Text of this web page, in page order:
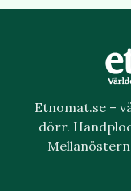
Etnomat.se –
dörr.